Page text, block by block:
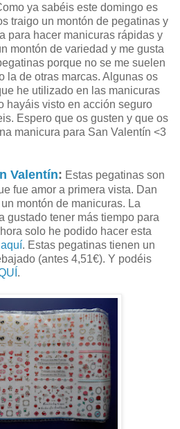
ya sabéis este domingo es
traigo un montón de pegatinas y
para hacer manicuras rápidas y
montón de variedad y me gusta
porque no se me suelen
la de otras marcas. Algunas os
he utilizado en las manicuras
hayáis visto en acción seguro
Espero que os gusten y que os
manicura para San Valentín <3
Valentín: Estas pegatinas son
fue amor a primera vista. Dan
montón de manicuras. La
gustado tener más tiempo para
solo he podido hacer esta
aquí. Estas pegatinas tienen un
(antes 4,51€). Y podéis
.